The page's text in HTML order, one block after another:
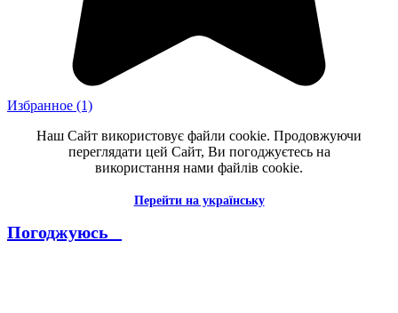
Избранное (1)
Наш Сайт використовує файли cookie. Продовжуючи
переглядати цей Сайт, Ви погоджуєтесь на
використання нами файлів cookie.
Перейти на українську
Погоджуюсь _